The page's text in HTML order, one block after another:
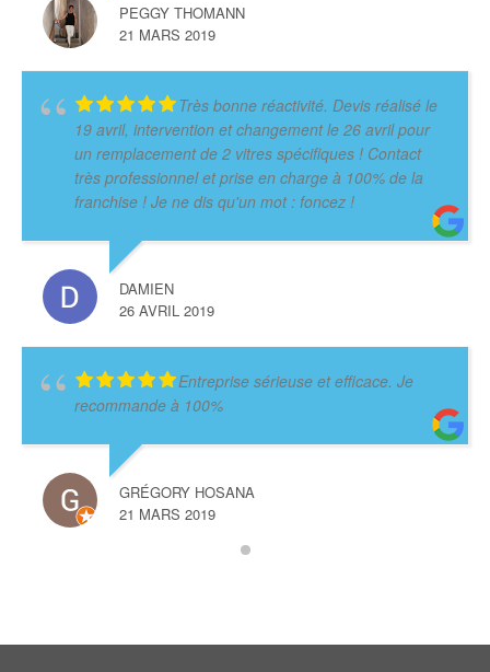
PEGGY THOMANN
21 MARS 2019
Très bonne réactivité. Devis réalisé le
19 avril, intervention et changement le 26 avril pour
un remplacement de 2 vitres spécifiques ! Contact
très professionnel et prise en charge à 100% de la
franchise ! Je ne dis qu'un mot : foncez !
DAMIEN
26 AVRIL 2019
Entreprise sérieuse et efficace. Je
recommande à 100%
GRÉGORY HOSANA
21 MARS 2019